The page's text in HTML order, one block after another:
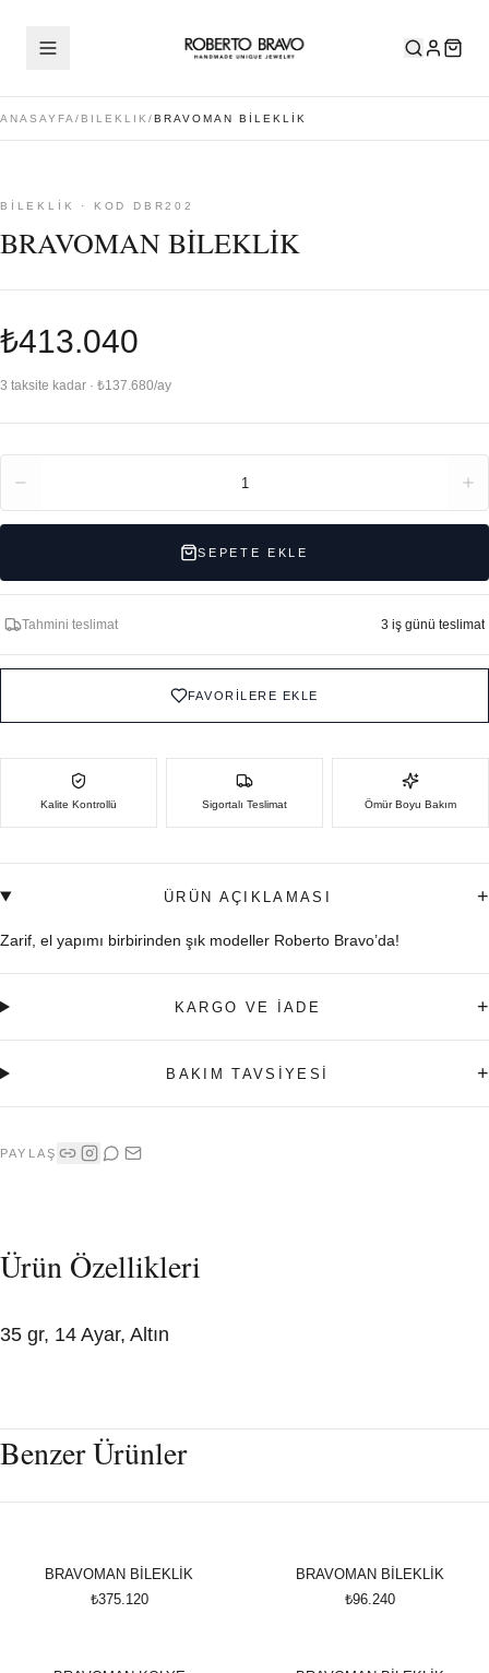
ANASAYFA / BILEKLIK /BRAVOMAN BİLEKLİK
BILEKLIK · KOD DBR202
BRAVOMAN BİLEKLİK
₺413.040
3 taksite kadar · ₺137.680/ay
1
SEPETE EKLE
Tahmini teslimat 3 iş günü teslimat
FAVORİLERE EKLE
Kalite Kontrollü Sigortalı Teslimat Ömür Boyu Bakım
ÜRÜN AÇIKLAMASI +
Zarif, el yapımı birbirinden şık modeller Roberto Bravo’da!
KARGO VE İADE +
BAKIM TAVSİYESİ +
PAYLAŞ
Ürün Özellikleri
35 gr, 14 Ayar, Altın
Benzer Ürünler
BRAVOMAN BİLEKLİK
₺375.120
BRAVOMAN BİLEKLİK
₺96.240